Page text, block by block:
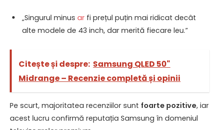
„Singurul minus ar fi prețul puțin mai ridicat decât
alte modele de 43 inch, dar merită fiecare leu.”
Citește și despre: Samsung QLED 50"
Midrange – Recenzie completă și opinii
Pe scurt, majoritatea recenziilor sunt foarte pozitive, iar
acest lucru confirmă reputația Samsung în domeniul